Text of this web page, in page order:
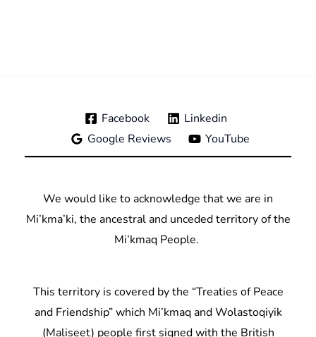
Facebook
Linkedin
Google Reviews
YouTube
We would like to acknowledge that we are in
Mi’kma’ki, the ancestral and unceded territory of the
Mi’kmaq People.
This territory is covered by the “Treaties of Peace
and Friendship” which Mi’kmaq and Wolastoqiyik
(Maliseet) people first signed with the British